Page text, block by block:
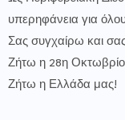
υπερηφάνεια για
Σας συγχαίρω και
Ζήτω η 28η
Ζήτω η Ελλάδα μας!